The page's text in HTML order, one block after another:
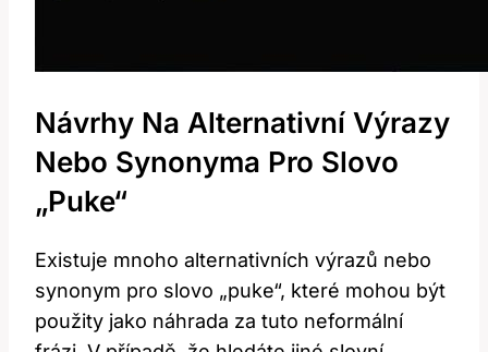
Návrhy Na Alternativní Výrazy
Nebo Synonyma Pro Slovo
„puke“
Existuje mnoho alternativních výrazů nebo
synonym pro slovo „puke“, které mohou být
použity jako náhrada za tuto neformální